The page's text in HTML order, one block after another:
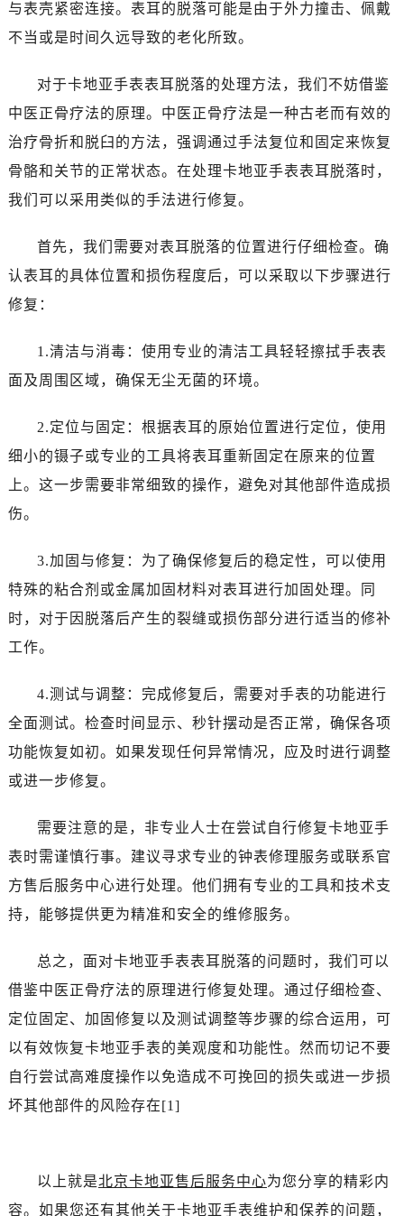
与表壳紧密连接。表耳的脱落可能是由于外力撞击、佩戴
不当或是时间久远导致的老化所致。
对于卡地亚手表表耳脱落的处理方法，我们不妨借鉴
中医正骨疗法的原理。中医正骨疗法是一种古老而有效的
治疗骨折和脱臼的方法，强调通过手法复位和固定来恢复
骨骼和关节的正常状态。在处理卡地亚手表表耳脱落时，
我们可以采用类似的手法进行修复。
首先，我们需要对表耳脱落的位置进行仔细检查。确
认表耳的具体位置和损伤程度后，可以采取以下步骤进行
修复：
1.清洁与消毒：使用专业的清洁工具轻轻擦拭手表表
面及周围区域，确保无尘无菌的环境。
2.定位与固定：根据表耳的原始位置进行定位，使用
细小的镊子或专业的工具将表耳重新固定在原来的位置
上。这一步需要非常细致的操作，避免对其他部件造成损
伤。
3.加固与修复：为了确保修复后的稳定性，可以使用
特殊的粘合剂或金属加固材料对表耳进行加固处理。同
时，对于因脱落后产生的裂缝或损伤部分进行适当的修补
工作。
4.测试与调整：完成修复后，需要对手表的功能进行
全面测试。检查时间显示、秒针摆动是否正常，确保各项
功能恢复如初。如果发现任何异常情况，应及时进行调整
或进一步修复。
需要注意的是，非专业人士在尝试自行修复卡地亚手
表时需谨慎行事。建议寻求专业的钟表修理服务或联系官
方售后服务中心进行处理。他们拥有专业的工具和技术支
持，能够提供更为精准和安全的维修服务。
总之，面对卡地亚手表表耳脱落的问题时，我们可以
借鉴中医正骨疗法的原理进行修复处理。通过仔细检查、
定位固定、加固修复以及测试调整等步骤的综合运用，可
以有效恢复卡地亚手表的美观度和功能性。然而切记不要
自行尝试高难度操作以免造成不可挽回的损失或进一步损
坏其他部件的风险存在[1]
以上就是北京卡地亚售后服务中心为您分享的精彩内
容。如果您还有其他关于卡地亚手表维护和保养的问题，